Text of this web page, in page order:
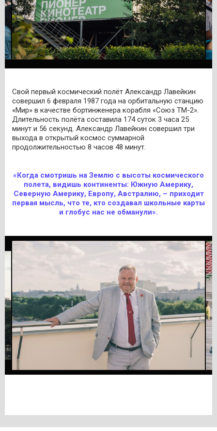
Свой первый космический полёт Александр Лавейкин
совершил 6 февраля 1987 года на орбитальную станцию
«Мир» в качестве бортинженера корабля «Союз ТМ-2».
Длительность полёта составила 174 суток 3 часа 25
минут и 56 секунд. Александр Лавейкин совершил три
выхода в открытый космос суммарной
продолжительностью 8 часов 48 минут.
«Когда смотришь на Землю с высоты космического
полета, видишь континенты: Южную Америку,
Северную Америку, Европу, Австралию, – приходит
первая мысль, что те, кто создавал школьные карты
и глобус нас не обманули».